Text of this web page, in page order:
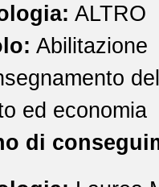
ALTRO
Abilitazione
ed economia
di